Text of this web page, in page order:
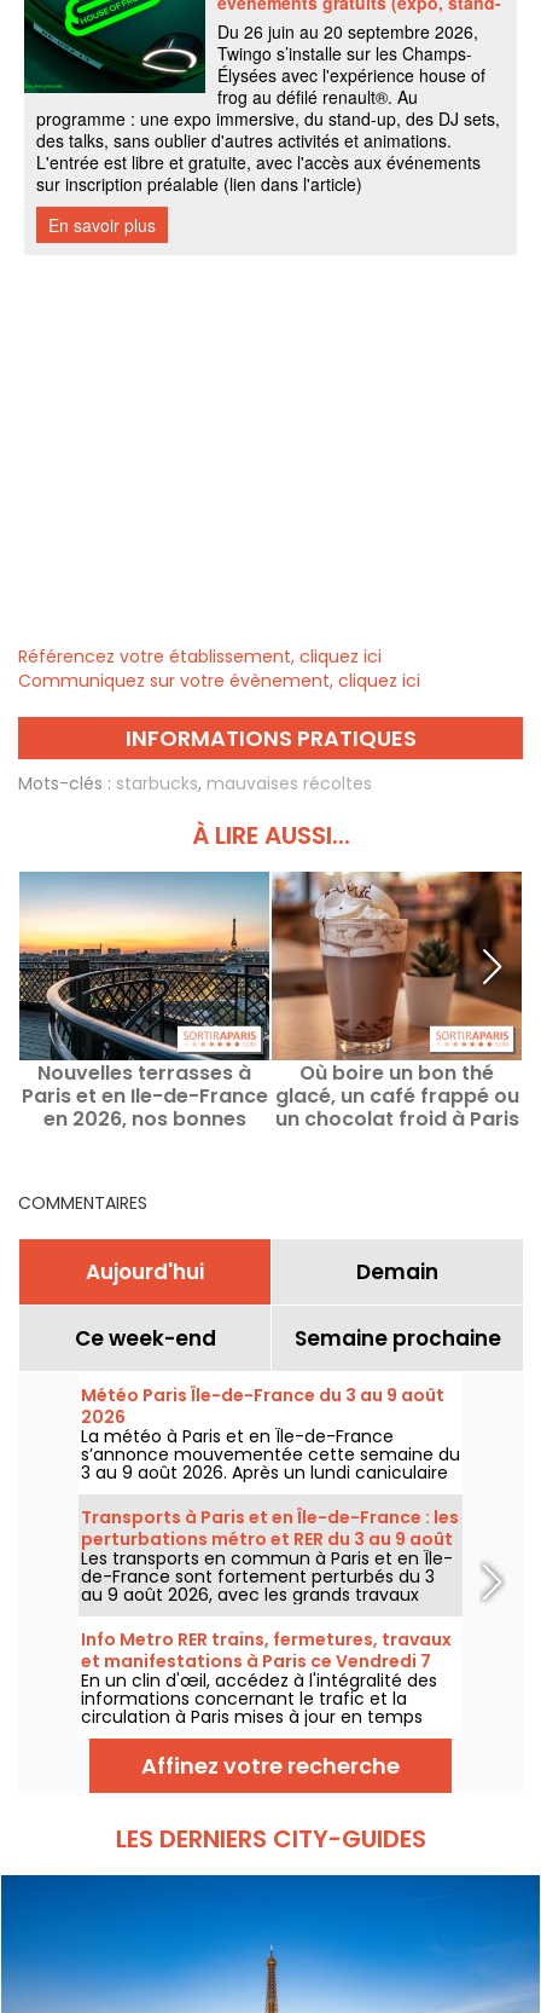
Référencez votre établissement, cliquez ici
Communiquez sur votre évènement, cliquez ici
INFORMATIONS PRATIQUES
Mots-clés : starbucks, mauvaises récoltes
À LIRE AUSSI...
Nouvelles terrasses à
Paris et en Ile-de-France
en 2026, nos bonnes
Où boire un bon thé
glacé, un café frappé ou
un chocolat froid à Paris
COMMENTAIRES
Aujourd'hui Demain
Ce week-end Semaine prochaine
Météo Paris Île-de-France du 3 au 9 août
2026
La météo à Paris et en Île-de-France
s’annonce mouvementée cette semaine du
3 au 9 août 2026. Après un lundi caniculaire
marqué par un risque d’orages, les
températures vont progressivement baisser
avant le retour d’un temps plus chaud et
ensoleillé pour le week-end.
Transports à Paris et en Île-de-France : les
perturbations métro et RER du 3 au 9 août
2026
Les transports en commun à Paris et en Île-
de-France sont fortement perturbés du 3
au 9 août 2026, avec les grands travaux
d'été qui impactent très durement
certaines lignes, selon la RATP et SNCF.
Info Metro RER trains, fermetures, travaux
et manifestations à Paris ce Vendredi 7
août 2026
En un clin d'œil, accédez à l'intégralité des
informations concernant le trafic et la
circulation à Paris mises à jour en temps
réel. Metro RER et Transilien de la RATP,
travaux, circulation, grands évènements et
manifestations, on vous donne toutes les
informations pratiques à connaître avant de
Affinez votre recherche
LES DERNIERS CITY-GUIDES